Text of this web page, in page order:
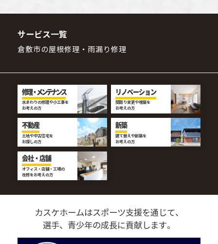
サービス一覧
倉敷市の屋根修理・雨漏り修理
修理・メンテナンス
水まわりの修理や小工事を
お考えの方
リノベーション
間取り変更や増築を
お考えの方
不動産
土地や中古住宅を
お探しの方
新築
建て替えや新築を
お考えの方
会社・店舗
オフィス・店舗・工場の
改修をお考えの方
カスケホームはスポーツ支援を通じて、
選手、青少年の成長に貢献します。